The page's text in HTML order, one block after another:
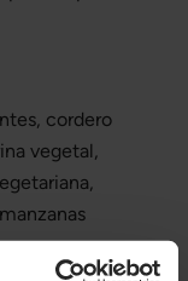
cordero
vegetal,